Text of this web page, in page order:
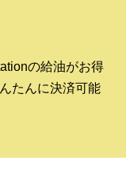
の給油がお得
たんに決済可能